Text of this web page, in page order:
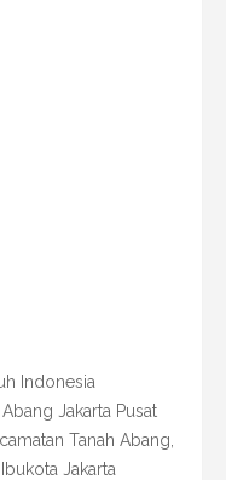
Indonesia
Jakarta Pusat
Tanah Abang,
Jakarta